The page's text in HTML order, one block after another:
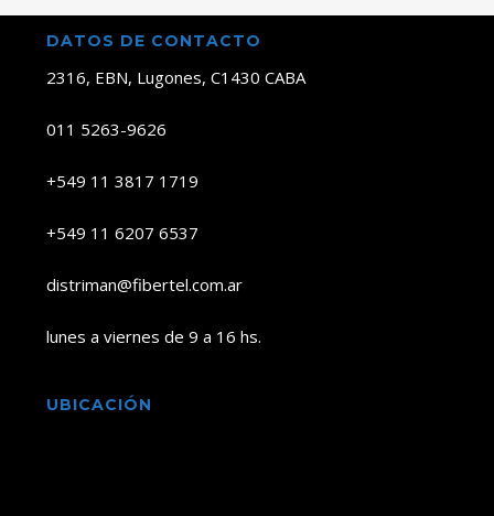
DATOS DE CONTACTO
2316, EBN, Lugones, C1430 CABA
011 5263-9626
+549 11 3817 1719
+549 11 6207 6537
distriman@fibertel.com.ar
lunes a viernes de 9 a 16 hs.
UBICACIÓN